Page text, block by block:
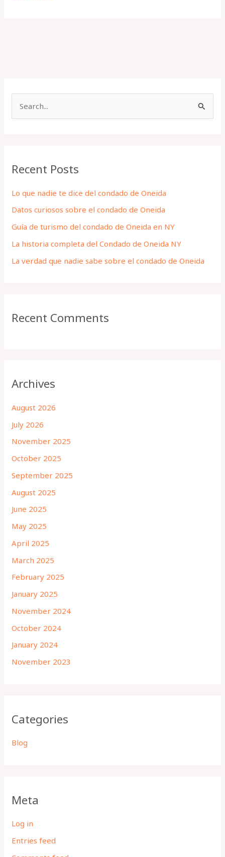
c
f
o
r
:
Recent Posts
Lo que nadie te dice del condado de Oneida
Datos curiosos sobre el condado de Oneida
Guía de turismo del condado de Oneida en NY
La historia completa del Condado de Oneida NY
La verdad que nadie sabe sobre el condado de Oneida
Recent Comments
Archives
August 2026
July 2026
November 2025
October 2025
September 2025
August 2025
June 2025
May 2025
April 2025
March 2025
February 2025
January 2025
November 2024
October 2024
January 2024
November 2023
Categories
Blog
Meta
Log in
Entries feed